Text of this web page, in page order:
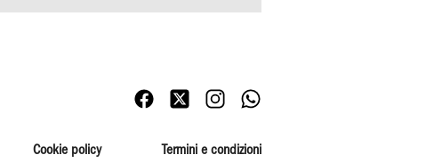
Cookie policy Termini e condizioni